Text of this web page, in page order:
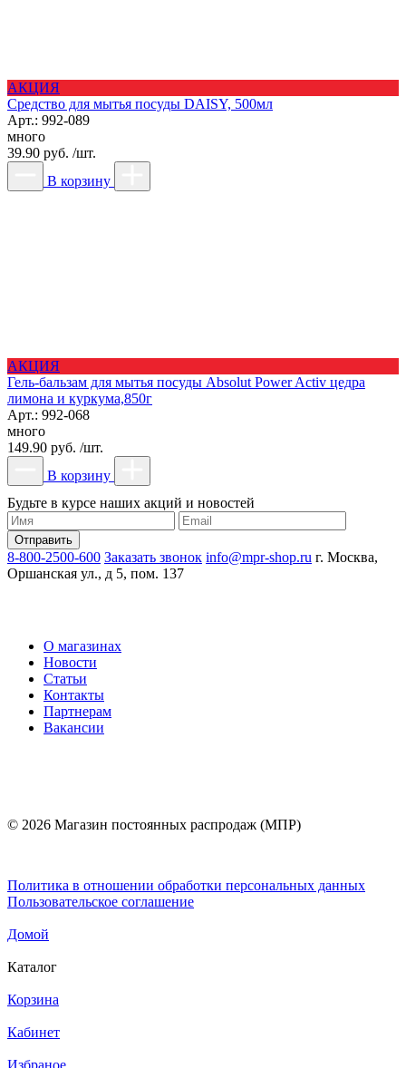
АКЦИЯ
Средство для мытья посуды DAISY, 500мл
Арт.: 992-089
много
39.90 руб. /шт.
В корзину
АКЦИЯ
Гель-бальзам для мытья посуды Absolut Power Activ цедра
лимона и куркума,850г
Арт.: 992-068
много
149.90 руб. /шт.
В корзину
Будьте в курсе наших акций и новостей
8-800-2500-600 Заказать звонок info@mpr-shop.ru г. Москва,
Оршанская ул., д 5, пом. 137
О магазинах
Новости
Статьи
Контакты
Партнерам
Вакансии
© 2026 Магазин постоянных распродаж (МПР)
Политика в отношении обработки персональных данных
Пользовательское соглашение
Домой
Каталог
Корзина
Кабинет
Избраное